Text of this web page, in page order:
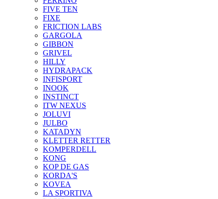
FIVE TEN
FIXE
FRICTION LABS
GARGOLA
GIBBON
GRIVEL
HILLY
HYDRAPACK
INFISPORT
INOOK
INSTINCT
ITW NEXUS
JOLUVI
JULBO
KATADYN
KLETTER RETTER
KOMPERDELL
KONG
KOP DE GAS
KORDA'S
KOVEA
LA SPORTIVA